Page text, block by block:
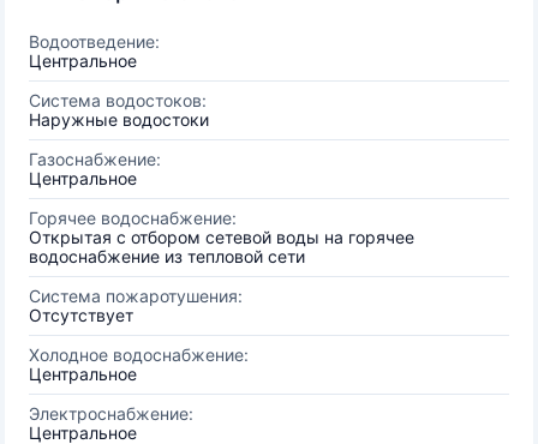
Водоотведение:
Центральное
Система водостоков:
Наружные водостоки
Газоснабжение:
Центральное
Горячее водоснабжение:
Открытая с отбором сетевой воды на горячее
водоснабжение из тепловой сети
Система пожаротушения:
Отсутствует
Холодное водоснабжение:
Центральное
Электроснабжение:
Центральное